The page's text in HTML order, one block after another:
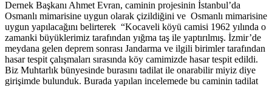
Dernek Başkanı Ahmet Evran, caminin projesinin İstanbul’da
Osmanlı mimarisine uygun olarak çizildiğini ve Osmanlı mimarisine
uygun yapılacağını belirterek “Kocaveli köyü camisi 1962 yılında o
zamanki büyüklerimiz tarafından yığma taş ile yaptırılmış. İzmir’de
meydana gelen deprem sonrası Jandarma ve ilgili birimler tarafından
hasar tespit çalışmaları sırasında köy camimizde hasar tespit edildi.
Biz Muhtarlık bünyesinde burasını tadilat ile onarabilir miyiz diye
girişimde bulunduk. Burada yapılan incelemede bu caminin tadilat